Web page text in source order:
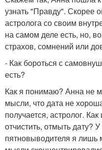
узнать "Правду". Скорее
астролога со своим
на самом деле есть, но,
страхов, сомнений или
- Как бороться с
есть?
Как я понимаю? Анна не
мысли, что дата не
получается, астролог.
отчистить, отмыть дату?
пятновыводителя я лишь